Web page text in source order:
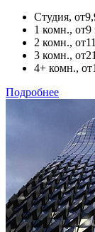
Студия, от
1 комн., от9
2 комн., от
3 комн., от
4+ комн., от
Подробнее